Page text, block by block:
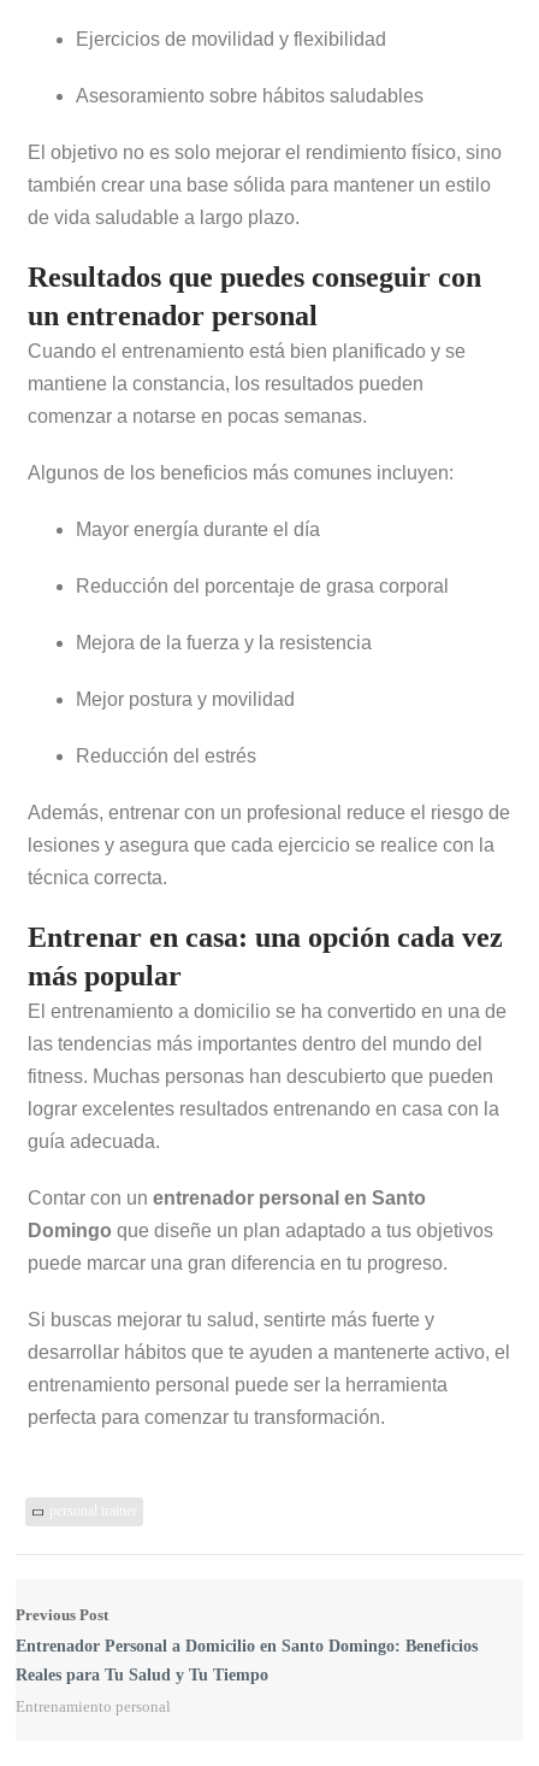
Ejercicios de movilidad y flexibilidad
Asesoramiento sobre hábitos saludables
El objetivo no es solo mejorar el rendimiento físico, sino
también crear una base sólida para mantener un estilo
de vida saludable a largo plazo.
Resultados que puedes conseguir con
un entrenador personal
Cuando el entrenamiento está bien planificado y se
mantiene la constancia, los resultados pueden
comenzar a notarse en pocas semanas.
Algunos de los beneficios más comunes incluyen:
Mayor energía durante el día
Reducción del porcentaje de grasa corporal
Mejora de la fuerza y la resistencia
Mejor postura y movilidad
Reducción del estrés
Además, entrenar con un profesional reduce el riesgo de
lesiones y asegura que cada ejercicio se realice con la
técnica correcta.
Entrenar en casa: una opción cada vez
más popular
El entrenamiento a domicilio se ha convertido en una de
las tendencias más importantes dentro del mundo del
fitness. Muchas personas han descubierto que pueden
lograr excelentes resultados entrenando en casa con la
guía adecuada.
Contar con unentrenador personal en Santo
Domingo que diseñe un plan adaptado a tus objetivos
puede marcar una gran diferencia en tu progreso.
Si buscas mejorar tu salud, sentirte más fuerte y
desarrollar hábitos que te ayuden a mantenerte activo, el
entrenamiento personal puede ser la herramienta
perfecta para comenzar tu transformación.
personal trainer
Previous Post
Entrenador Personal a Domicilio en Santo Domingo: Beneficios
Reales para Tu Salud y Tu Tiempo
Entrenamiento personal